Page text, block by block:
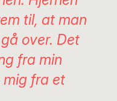
til, at man
over. Det
fra min
fra et